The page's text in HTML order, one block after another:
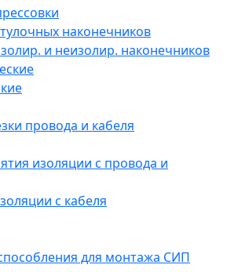
наконечников
и неизолир. наконечников
провода и кабеля
изоляции с провода и
с кабеля
для монтажа СИП